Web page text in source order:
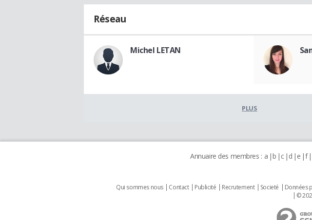
Réseau
Michel LETAN
PLUS
Annuaire des membres : a b c d e f
Qui sommes nous Contact Publicité Recrutement Societé Données
©